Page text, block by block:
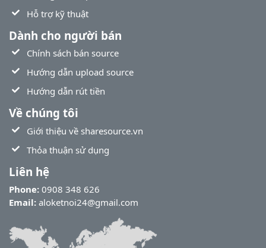
Hỗ trợ kỹ thuật
Dành cho người bán
Chính sách bán source
Hướng dẫn upload source
Hướng dẫn rút tiền
Về chúng tôi
Giới thiệu về sharesource.vn
Thỏa thuận sử dụng
Liên hệ
Phone: 0908 348 626
Email: aloketnoi24@gmail.com